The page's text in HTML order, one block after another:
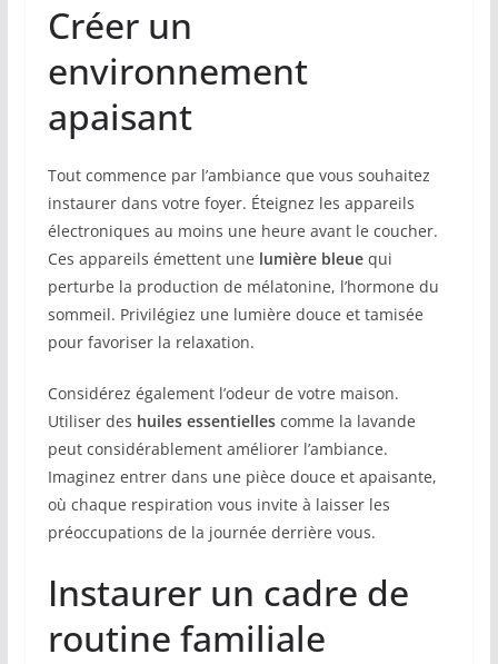
Créer un
environnement
apaisant
Tout commence par l’ambiance que vous souhaitez
instaurer dans votre foyer. Éteignez les appareils
électroniques au moins une heure avant le coucher.
Ces appareils émettent une lumière bleuequi
perturbe la production de mélatonine, l’hormone du
sommeil. Privilégiez une lumière douce et tamisée
pour favoriser la relaxation.
Considérez également l’odeur de votre maison.
Utiliser des huiles essentiellescomme la lavande
peut considérablement améliorer l’ambiance.
Imaginez entrer dans une pièce douce et apaisante,
où chaque respiration vous invite à laisser les
préoccupations de la journée derrière vous.
Instaurer un cadre de
routine familiale